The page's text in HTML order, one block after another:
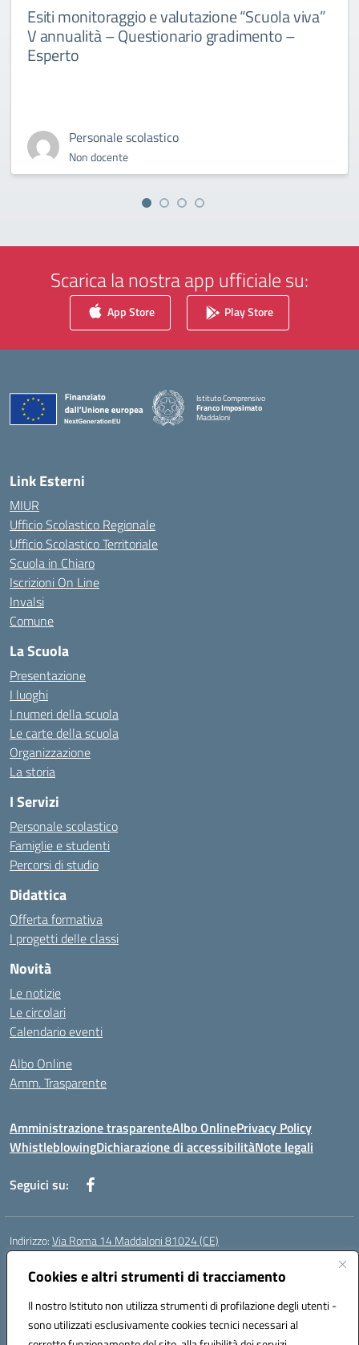
Cookies e altri strumenti di tracciamento
Il nostro Istituto non utilizza strumenti di profilazione degli utenti -
sono utilizzati esclusivamente cookies tecnici necessari al
Esiti monitoraggio e valutazione “Scuola viva”
V annualità – Questionario gradimento –
Esperto
Personale scolastico
Non docente
Scarica la nostra app ufficiale su:
App Store Play Store
Istituto Comprensivo
Franco Imposimato
Maddaloni
Link Esterni
MIUR
Ufficio Scolastico Regionale
Ufficio Scolastico Territoriale
Scuola in Chiaro
Iscrizioni On Line
Invalsi
Comune
La Scuola
Presentazione
I luoghi
I numeri della scuola
Le carte della scuola
Organizzazione
La storia
I Servizi
Personale scolastico
Famiglie e studenti
Percorsi di studio
Didattica
Offerta formativa
I progetti delle classi
Novità
Le notizie
Le circolari
Calendario eventi
Albo Online
Amm. Trasparente
Amministrazione trasparenteAlbo OnlinePrivacy Policy
WhistleblowingDichiarazione di accessibilitàNote legali
Seguici su:
Indirizzo:Via Roma 14 Maddaloni 81024 (CE)
Centralino:
Posta elettronica certificata (PEC):ceic8an00r@pec.istruzione.it
Codice fiscale: 80006190617
Codice meccanografico:CEIC8AN00R
Codice Indice delle Pubbliche Amministrazioni (IPA): icmvce